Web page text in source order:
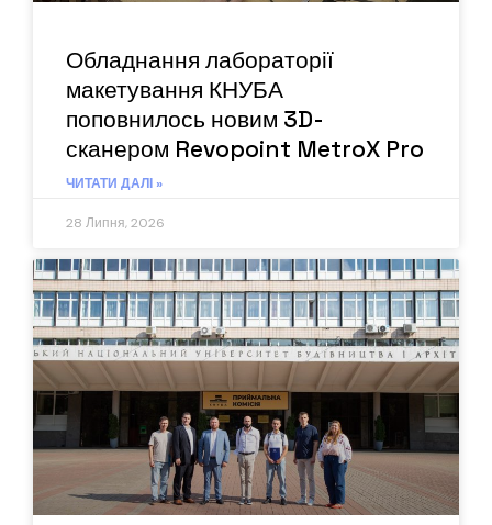
Обладнання лабораторії
макетування КНУБА
поповнилось новим 3D-
сканером Revopoint MetroX Pro
ЧИТАТИ ДАЛІ »
28 Липня, 2026